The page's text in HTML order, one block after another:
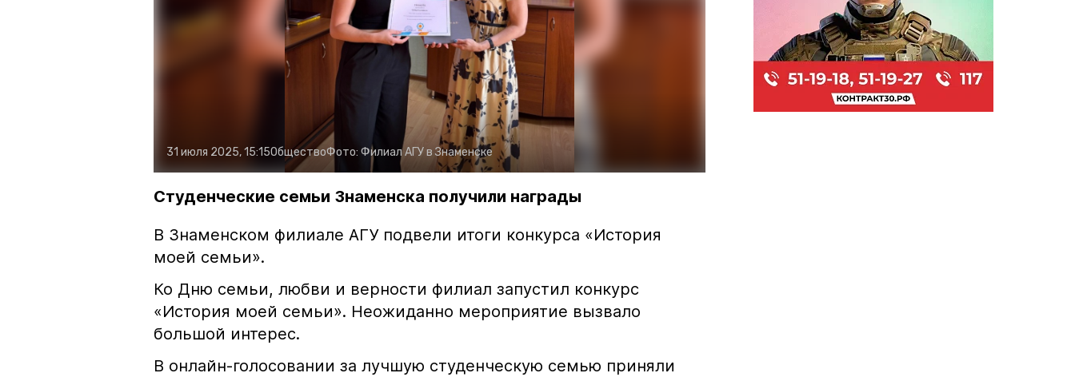
31 июля 2025, 15:15ОбществоФото: Филиал АГУ в Знаменске
Студенческие семьи Знаменска получили награды
В Знаменском филиале АГУ подвели итоги конкурса «История
моей семьи».
Ко Дню семьи, любви и верности филиал запустил конкурс
«История моей семьи». Неожиданно мероприятие вызвало
большой интерес.
В онлайн-голосовании за лучшую студенческую семью приняли